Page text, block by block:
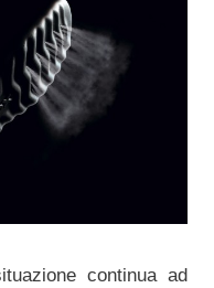
continua ad